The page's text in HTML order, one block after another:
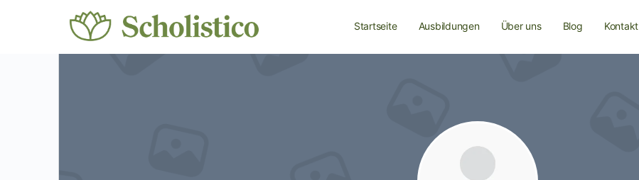
Startseite Ausbildungen Über uns Blog Kontakt